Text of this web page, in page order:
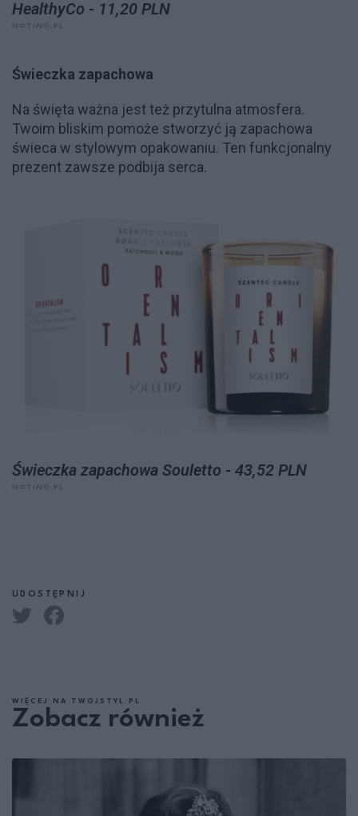
HealthyCo - 11,20 PLN
Świeczka zapachowa
Na święta ważna jest też przytulna atmosfera.
Twoim bliskim pomoże stworzyć ją zapachowa
świeca w stylowym opakowaniu. Ten funkcjonalny
prezent zawsze podbija serca.
Świeczka zapachowa Souletto - 43,52 PLN
UDOSTĘPNIJ
WIĘCEJ NA TWOJSTYL.PL
Zobacz również